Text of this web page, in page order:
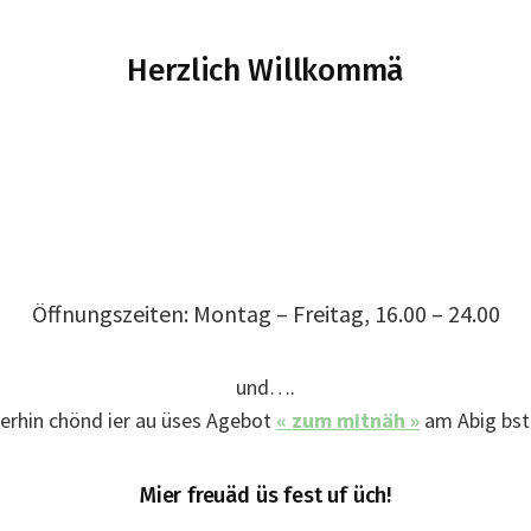
Herzlich Willkommä
Öffnungszeiten: Montag – Freitag, 16.00 – 24.00
und….
chönd ier au üses Agebot « zum mitnäh » am Abig
Mier freuäd üs fest uf üch!